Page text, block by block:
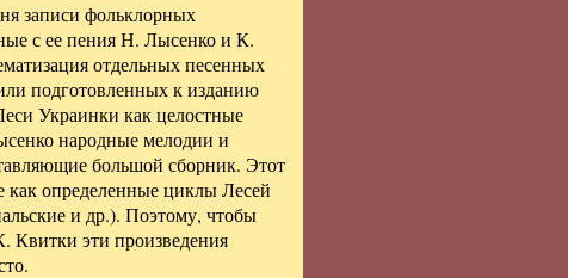
записи фольклорных
с ее пения Н. Лысенко и К.
отдельных песенных
подготовленных к изданию
Украинки как целостные
народные мелодии и
большой сборник. Этот
определенные циклы Лесей
и др.). Поэтому, чтобы
Квитки эти произведения